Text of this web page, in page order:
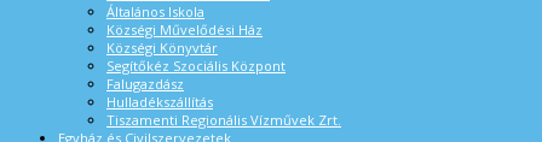
Általános Iskola
Községi Művelődési Ház
Községi Könyvtár
Segítőkéz Szociális Központ
Falugazdász
Hulladékszállítás
Tiszamenti Regionális Vízművek Zrt.
Egyház és Civilszervezetek